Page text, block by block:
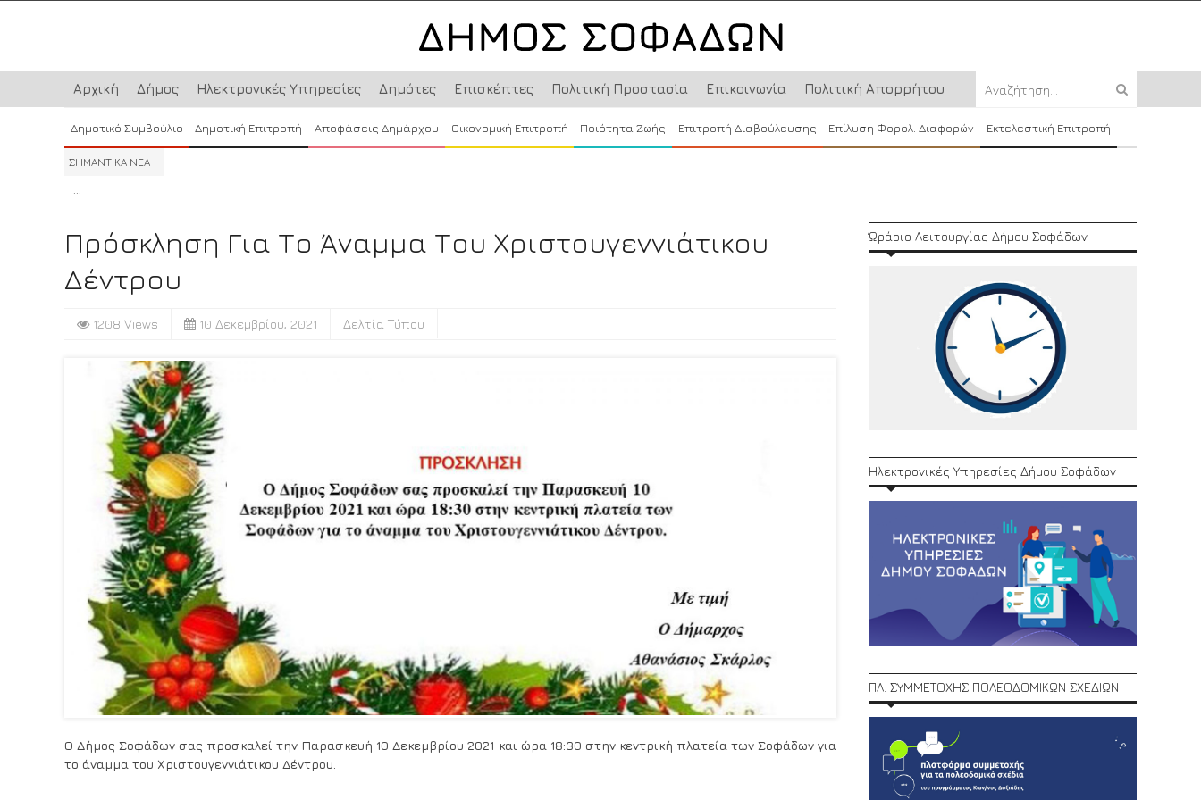
Αρχική Δήμος Ηλεκτρονικές Υπηρεσίες Δημότες Επισκέπτες Πολιτική Προστασία Επικοινωνία Πολιτική Απορρήτου
Δημοτικό Συμβούλιο Δημοτική Επιτροπή Αποφάσεις Δημάρχου Οικονομική Επιτροπή Ποιότητα Ζωής Επιτροπή Διαβούλευσης Επίλυση Φορολ. Διαφορών Εκτελεστική Επιτροπή
ΣΗΜΑΝΤΙΚΑ ΝΕΑ
...
Πρόσκληση Για Το Άναμμα Του Χριστουγεννιάτικου
Δέντρου
1208 Views 10 Δεκεμβρίου, 2021 Δελτία Τύπου
Ο Δήμος Σοφάδων σας προσκαλεί την Παρασκευή 10 Δεκεμβρίου 2021 και ώρα 18:30 στην κεντρική πλατεία των Σοφάδων για
το άναμμα του Χριστουγεννιάτικου Δέντρου.
Ώράριο Λειτουργίας Δήμου Σοφάδων
Ηλεκτρονικές Υπηρεσίες Δήμου Σοφάδων
ΠΛ. ΣΥΜΜΕΤΟΧΗΣ ΠΟΛΕΟΔΟΜΙΚΩΝ ΣΧΕΔΙΩΝ